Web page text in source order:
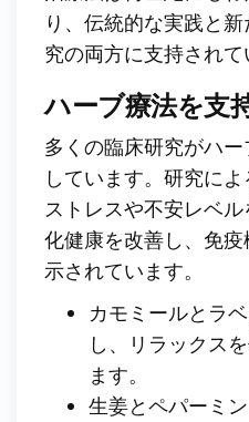
り、伝統的な実践と
究の両方に支持されて
ハーブ療法を支
多くの臨床研究がハ
しています。研究に
ストレスや不安レベ
化健康を改善し、免
示されています。
カモミールとラ
し、リラックス
ます。
生姜とペパーミ